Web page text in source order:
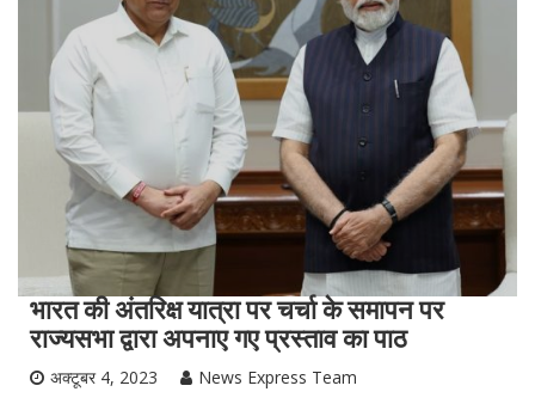
भारत की अंतरिक्ष यात्रा पर चर्चा के समापन पर
राज्यसभा द्वारा अपनाए गए प्रस्ताव का पाठ
अक्टूबर 4, 2023
News Express Team